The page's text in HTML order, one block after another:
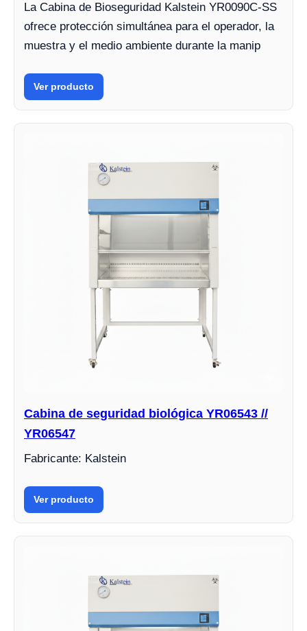
La Cabina de Bioseguridad Kalstein YR0090C-SS
ofrece protección simultánea para el operador, la
muestra y el medio ambiente durante la manip
Ver producto
Cabina de seguridad biológica YR06543 //
YR06547
Fabricante: Kalstein
Ver producto